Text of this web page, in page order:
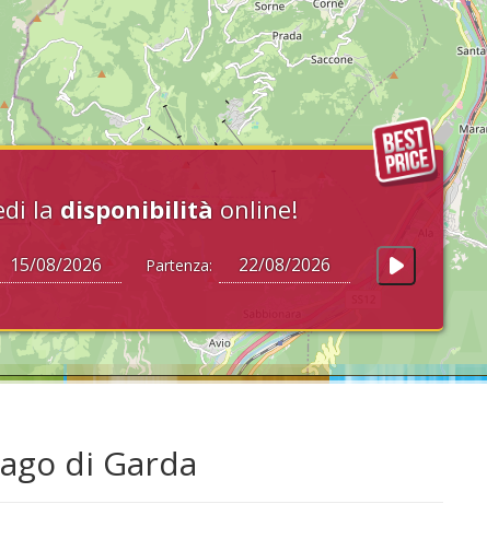
la disponibilità online!
Partenza:
di Garda